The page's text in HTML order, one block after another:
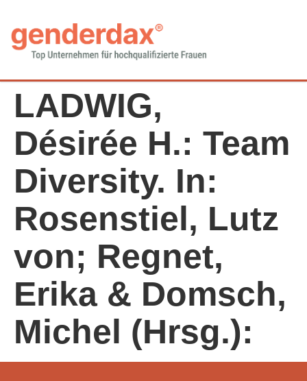
LADWIG,
Désirée H.: Team
Diversity. In:
Rosenstiel, Lutz
von; Regnet,
Erika & Domsch,
Michel (Hrsg.):